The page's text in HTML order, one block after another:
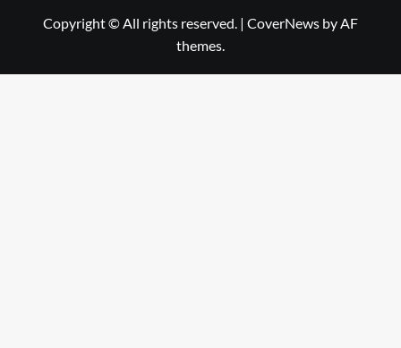
Copyright © All rights reserved. | CoverNews by AF
themes.